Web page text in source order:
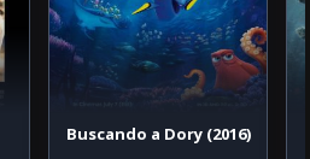
Buscando a Dory (2016)